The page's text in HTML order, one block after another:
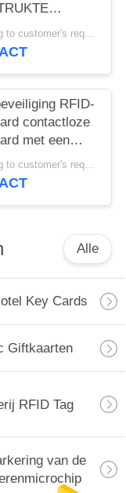
RESTANTE
according to customer's requirements MOQ:500pcs
RFID-
contactloze
met een
0,88 mm
according to customer's requirements MOQ:500pcs
Alle
Key Cards
Giftkaarten
RFID Tag
van de